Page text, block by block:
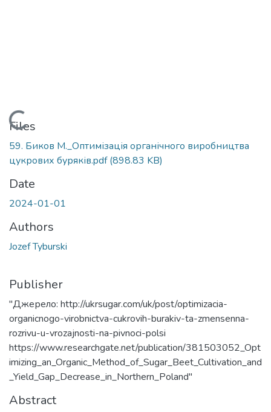
Loading...
Files
59. Биков М._Оптимізація органічного виробництва
цукрових буряків.pdf(898.83 KB)
Date
2024-01-01
Authors
Jozef Tyburski
Publisher
"Джерело: http://ukrsugar.com/uk/post/optimizacia-
organicnogo-virobnictva-cukrovih-burakiv-ta-zmensenna-
rozrivu-u-vrozajnosti-na-pivnoci-polsi
https://www.researchgate.net/publication/381503052_Opt
imizing_an_Organic_Method_of_Sugar_Beet_Cultivation_and
_Yield_Gap_Decrease_in_Northern_Poland"
Abstract